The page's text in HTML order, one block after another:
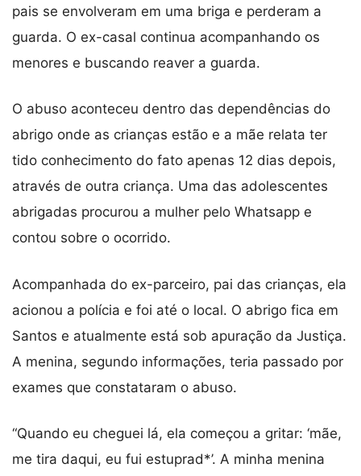
pais se envolveram em uma briga e perderam a
guarda. O ex-casal continua acompanhando os
menores e buscando reaver a guarda.
O abuso aconteceu dentro das dependências do
abrigo onde as crianças estão e a mãe relata ter
tido conhecimento do fato apenas 12 dias depois,
através de outra criança. Uma das adolescentes
abrigadas procurou a mulher pelo Whatsapp e
contou sobre o ocorrido.
Acompanhada do ex-parceiro, pai das crianças, ela
acionou a polícia e foi até o local. O abrigo fica em
Santos e atualmente está sob apuração da Justiça.
A menina, segundo informações, teria passado por
exames que constataram o abuso.
“Quando eu cheguei lá, ela começou a gritar: ‘mãe,
me tira daqui, eu fui estuprad*’. A minha menina